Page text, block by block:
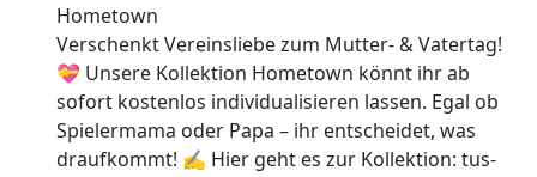
Verschenkt Vereinsliebe zum Mutter- & Vatertag!
💝 Unsere Kollektion Hometown könnt ihr ab
sofort kostenlos individualisieren lassen. Egal ob
Spielermama oder Papa – ihr entscheidet, was
draufkommt! ✍ Hier geht es zur Kollektion: tus-